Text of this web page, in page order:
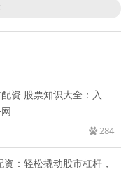
资 股票知识大全：入
284
：轻松撬动股市杠杆，